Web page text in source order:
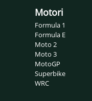
Motori
Formula 1
Formula E
Moto 2
Moto 3
MotoGP
Superbike
WRC